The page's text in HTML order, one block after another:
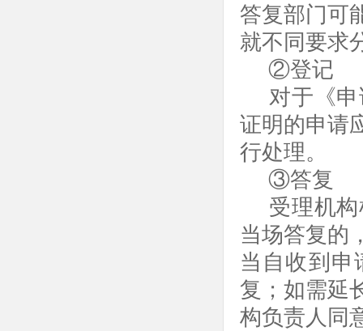
答复部门可
就不同要求
②登记
对于《
证明的申请
行处理。
③答复
受理机
当场答复的
当自收到申
复；如需延
构负责人同